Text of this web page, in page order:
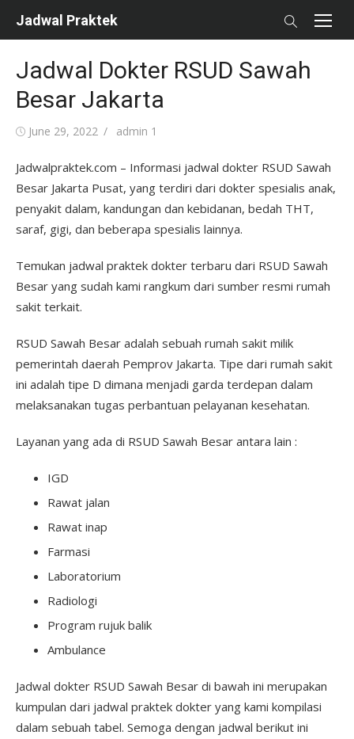
Jadwal Praktek
Jadwal Dokter RSUD Sawah
Besar Jakarta
Posted
June 29, 2022 Author
admin 1
Jadwalpraktek.com – Informasi jadwal dokter RSUD Sawah
Besar Jakarta Pusat, yang terdiri dari dokter spesialis anak,
penyakit dalam, kandungan dan kebidanan, bedah THT,
saraf, gigi, dan beberapa spesialis lainnya.
Temukan jadwal praktek dokter terbaru dari RSUD Sawah
Besar yang sudah kami rangkum dari sumber resmi rumah
sakit terkait.
RSUD Sawah Besar adalah sebuah rumah sakit milik
pemerintah daerah Pemprov Jakarta. Tipe dari rumah sakit
ini adalah tipe D dimana menjadi garda terdepan dalam
melaksanakan tugas perbantuan pelayanan kesehatan.
Layanan yang ada di RSUD Sawah Besar antara lain :
IGD
Rawat jalan
Rawat inap
Farmasi
Laboratorium
Radiologi
Program rujuk balik
Ambulance
Jadwal dokter RSUD Sawah Besar di bawah ini merupakan
kumpulan dari jadwal praktek dokter yang kami kompilasi
dalam sebuah tabel. Semoga dengan jadwal berikut ini